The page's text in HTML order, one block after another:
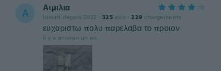
Α Αιμιλια
Inscrit depuis 2022 · 325 avis · 229 chargements
ευχαριστω πολυ παρελαβα το προιον
il y a environ un an